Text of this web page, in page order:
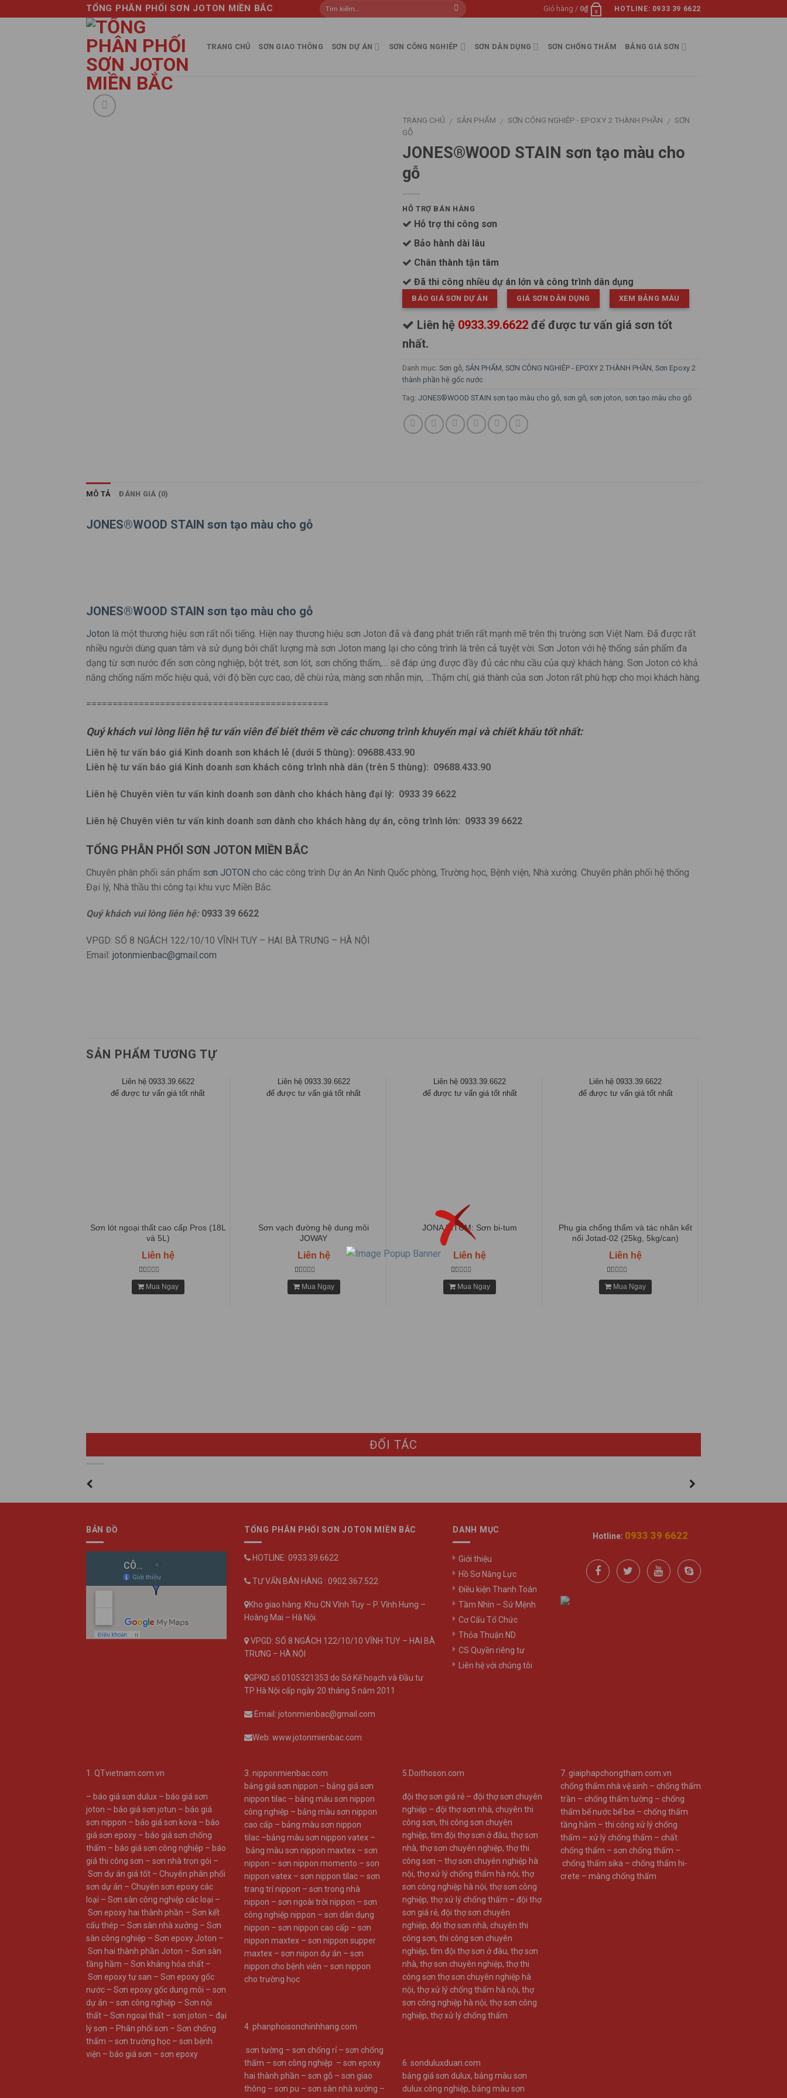
TỔNG PHÂN PHỐI SƠN JOTON MIỀN BẮC Giỏ hàng / 0₫ 0 HOTLINE: 0933 39 6622
TRANG CHỦ SƠN GIAO THÔNG SƠN DỰ ÁN SƠN CÔNG NGHIÊP SƠN DÂN DỤNG SƠN CHỐNG THẤM BẢNG GIÁ SƠN
TRANG CHỦ / SẢN PHẨM / SƠN CÔNG NGHIÊP - EPOXY 2 THÀNH PHẦN / SƠN
GỖ
JONES®WOOD STAIN sơn tạo màu cho
gỗ
HỖ TRỢ BÁN HÀNG
Hỗ trợ thi công sơn
Bảo hành dài lâu
Chân thành tận tâm
Đã thi công nhiều dự án lớn và công trình dân dụng
BÁO GIÁ SƠN DỰ ÁN GIÁ SƠN DÂN DỤNG XEM BẢNG MÀU
Liên hệ 0933.39.6622 để được tư vấn giá sơn tốt
nhất.
Danh mục: Sơn gỗ SẢN PHẨM SƠN CÔNG NGHIÊP - EPOXY 2 THÀNH PHẦN Sơn Epoxy 2
thành phần hệ gốc nước
Tag: JONES®WOOD STAIN sơn tạo màu cho gỗ sơn gỗ sơn joton sơn tạo màu cho gỗ
MÔ TẢ ĐÁNH GIÁ (0)
JONES®WOOD STAIN sơn tạo màu cho gỗ
JONES®WOOD STAIN sơn tạo màu cho gỗ
Joton là một thương hiệu sơn rất nổi tiếng. Hiện nay thương hiệu sơn Joton đã và đang phát triển rất mạnh mẽ trên thị trường sơn Việt Nam. Đã được rất
nhiều người dùng quan tâm và sử dụng bởi chất lượng mà sơn Joton mang lại cho công trình là trên cả tuyệt vời. Sơn Joton với hệ thống sản phẩm đa
dạng từ sơn nước đến sơn công nghiệp, bột trét, sơn lót, sơn chống thấm,… sẽ đáp ứng được đầy đủ các nhu cầu của quý khách hàng. Sơn Joton có khả
năng chống nấm mốc hiệu quả, với độ bền cực cao, dễ chùi rửa, màng sơn nhẵn mịn, …Thậm chí, giá thành của sơn Joton rất phù hợp cho mọi khách hàng.
==============================================
Quý khách vui lòng liên hệ tư vấn viên để biết thêm về các chương trình khuyến mại và chiết khấu tốt nhất:
Liên hệ tư vấn báo giá Kinh doanh sơn khách lẻ (dưới 5 thùng): 09688.433.90
Liên hệ tư vấn báo giá Kinh doanh sơn khách công trình nhà dân (trên 5 thùng): 09688.433.90
Liên hệ Chuyên viên tư vấn kinh doanh sơn dành cho khách hàng đại lý: 0933 39 6622
Liên hệ Chuyên viên tư vấn kinh doanh sơn dành cho khách hàng dự án, công trình lớn: 0933 39 6622
TỔNG PHÂN PHỐI SƠN JOTON MIỀN BẮC
Chuyên phân phối sản phẩm sơn JOTON cho các công trình Dự án An Ninh Quốc phòng, Trường học, Bệnh viện, Nhà xưởng. Chuyên phân phối hệ thống
Đại lý, Nhà thầu thi công tại khu vực Miền Bắc.
Quý khách vui lòng liên hệ: 0933 39 6622
VPGD: SỐ 8 NGÁCH 122/10/10 VĨNH TUY – HAI BÀ TRƯNG – HÀ NỘI
Email: jotonmienbac@gmail.com
SẢN PHẨM TƯƠNG TỰ
Liên hệ 0933.39.6622
để được tư vấn giá tốt nhất
Sơn lót ngoại thất cao cấp Pros (18L
và 5L)
Liên hệ
Mua Ngay
Liên hệ 0933.39.6622
để được tư vấn giá tốt nhất
Sơn vạch đường hệ dung môi
JOWAY
Liên hệ
Mua Ngay
Liên hệ 0933.39.6622
để được tư vấn giá tốt nhất
JONA BITUM: Sơn bi-tum
Liên hệ
Mua Ngay
Liên hệ 0933.39.6622
để được tư vấn giá tốt nhất
Phụ gia chống thấm và tác nhân kết
nối Jotad-02 (25kg, 5kg/can)
Liên hệ
Mua Ngay
ĐỐI TÁC
BẢN ĐỒ TỔNG PHÂN PHỐI SƠN JOTON MIỀN BẮC
HOTLINE: 0933.39.6622
TƯ VẤN BÁN HÀNG : 0902.367.522
Kho giao hàng: Khu CN Vĩnh Tuy – P. Vĩnh Hưng –
Hoàng Mai – Hà Nội.
VPGD: SỐ 8 NGÁCH 122/10/10 VĨNH TUY – HAI BÀ
TRƯNG – HÀ NỘI
GPKD số 0105321353 do Sở Kế hoạch và Đầu tư
TP Hà Nội cấp ngày 20 tháng 5 năm 2011
Email: jotonmienbac@gmail.com
Web: www.jotonmienbac.com
DANH MỤC
Giới thiệu
Hồ Sơ Năng Lực
Điều kiện Thanh Toán
Tầm Nhìn – Sứ Mệnh
Cơ Cấu Tổ Chức
Thỏa Thuận ND
CS Quyền riêng tư
Liên hệ với chúng tôi
Hotline: 0933 39 6622
1. QTvietnam.com.vn
– báo giá sơn dulux – báo giá sơn
joton – báo giá sơn jotun – báo giá
sơn nippon – báo giá sơn kova – báo
giá sơn epoxy – báo giá sơn chống
thấm – báo giá sơn công nghiệp – báo
giá thi công sơn – sơn nhà trọn gói –
Sơn dự án giá tốt – Chuyên phân phối
sơn dự án – Chuyên sơn epoxy các
loại – Sơn sàn công nghiệp các loại –
Sơn epoxy hai thành phần – Sơn kết
cấu thép – Sơn sàn nhà xưởng – Sơn
sàn công nghiệp – Sơn epoxy Joton –
Sơn hai thành phần Joton – Sơn sàn
tầng hầm – Sơn kháng hóa chất –
Sơn epoxy tự san – Sơn epoxy gốc
nước – Sơn epoxy gốc dung môi – sơn
dự án – sơn công nghiệp – Sơn nội
thất – Sơn ngoại thất – sơn joton – đại
lý sơn – Phân phối sơn – Sơn chống
thấm – sơn trường học – sơn bệnh
viện – báo giá sơn – sơn epoxy
3. nipponmienbac.com
bảng giá sơn nippon – bảng giá sơn
nippon tilac – bảng màu sơn nippon
công nghiệp – bảng màu sơn nippon
cao cấp – bảng màu sơn nippon
tilac –bảng màu sơn nippon vatex –
bảng màu sơn nippon maxtex – sơn
nippon – sơn nippon momento – son
nippon vatex – sơn nippon tilac – sơn
trang trí nippon – sơn trong nhà
nippon – sơn ngoài trời nippon – sơn
công nghiệp nippon – sơn dân dụng
nippon – sơn nippon cao cấp – sơn
nippon maxtex – sơn nippon supper
maxtex – sơn niipon dự án – sơn
nippon cho bệnh viên – sơn nippon
cho trường học
4. phanphoisonchinhhang.com
sơn tường – sơn chống rỉ – sơn chống
thấm – sơn công nghiệp – sơn epoxy
hai thành phần – sơn gỗ – sơn giao
thông – sơn pu – sơn sàn nhà xưởng –
5.Doithoson.com
đội thợ sơn giá rẻ – đội thợ sơn chuyên
nghiệp – đội thợ sơn nhà, chuyên thi
công sơn, thi công sơn chuyên
nghiệp, tìm đội thợ sơn ở đâu, thợ sơn
nhà, thợ sơn chuyên nghiệp, thợ thi
công sơn – thợ sơn chuyên nghiệp hà
nội, thợ xử lý chống thấm hà nội, thợ
sơn công nghiệp hà nội, thợ sơn công
nghiệp, thợ xử lý chống thấm – đội thợ
sơn giá rẻ, đội thợ sơn chuyên
nghiệp, đội thợ sơn nhà, chuyên thi
công sơn, thi công sơn chuyên
nghiệp, tìm đội thợ sơn ở đâu, thợ sơn
nhà, thợ sơn chuyên nghiệp, thợ thi
công sơn thợ sơn chuyên nghiệp hà
nội, thợ xử lý chống thấm hà nội, thợ
sơn công nghiệp hà nội, thợ sơn công
nghiệp, thợ xử lý chống thấm
6. sonduluxduan.com
bảng giá sơn dulux, bảng màu sơn
dulux công nghiệp, bảng màu sơn
7. giaiphapchongtham.com.vn
chống thấm nhà vệ sinh – chống thấm
trần – chống thấm tường – chống
thấm bể nước bể bơi – chống thấm
tầng hầm – thi công xử lý chống
thấm – xử lý chống thấm – chất
chống thấm – sơn chống thấm –
chống thấm sika – chống thấm hi-
crete – màng chống thấm